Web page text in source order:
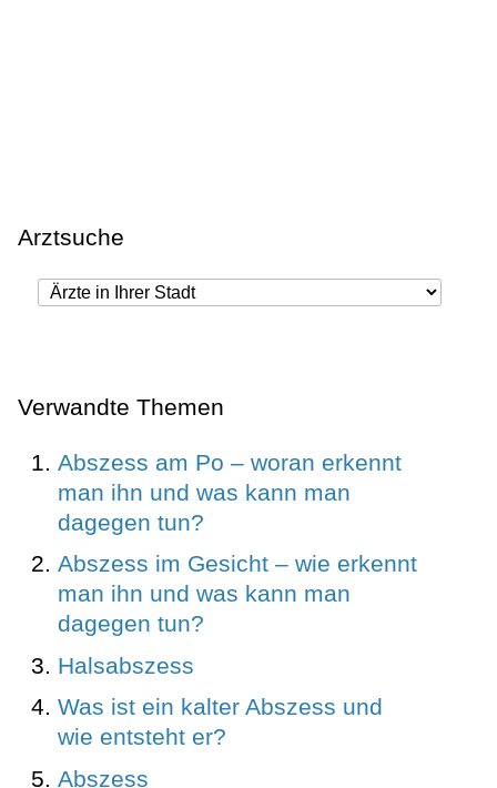
Arztsuche
Verwandte Themen
Abszess am Po – woran erkennt
man ihn und was kann man
dagegen tun?
Abszess im Gesicht – wie erkennt
man ihn und was kann man
dagegen tun?
Halsabszess
Was ist ein kalter Abszess und
wie entsteht er?
Abszess